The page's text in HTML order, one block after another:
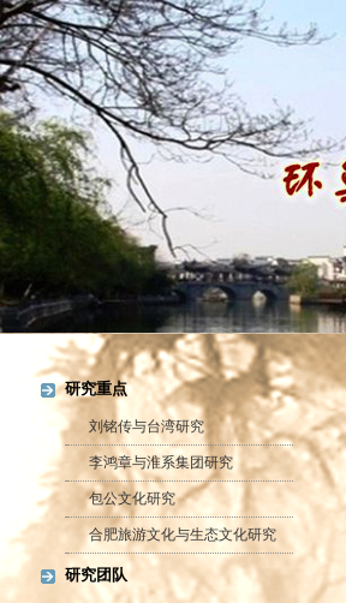
研究重点
刘铭传与台湾研究
李鸿章与淮系集团研究
包公文化研究
合肥旅游文化与生态文化研究
研究团队